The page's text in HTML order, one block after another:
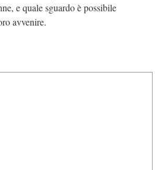
e quale sguardo è possibile
avvenire.